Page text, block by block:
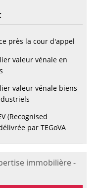
près la cour d'appel
valeur vénale en
valeur vénale biens
(Recognised
par TEGoVA
immobilière -